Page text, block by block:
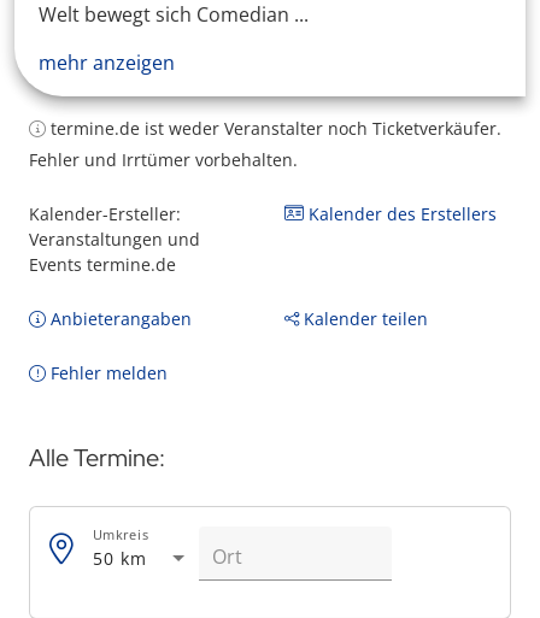
Welt bewegt sich Comedian ...
mehr anzeigen
termine.de ist weder Veranstalter noch Ticketverkäufer.
Fehler und Irrtümer vorbehalten.
Kalender-Ersteller:
Veranstaltungen und
Events termine.de
Kalender des Erstellers
Anbieterangaben Kalender teilen
Fehler melden
Alle Termine:
50 km
Umkreis